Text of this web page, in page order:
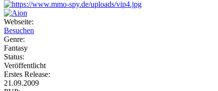
Webseite:
Besuchen
Genre:
Fantasy
Status:
Veröffentlicht
Erstes Release:
21.09.2009